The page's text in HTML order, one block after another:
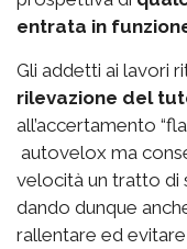
entrata in
Gli addetti ai lavori
rilevazione del
all’accertamento
autovelox ma
velocità un tratto di
dando dunque
rallentare ed